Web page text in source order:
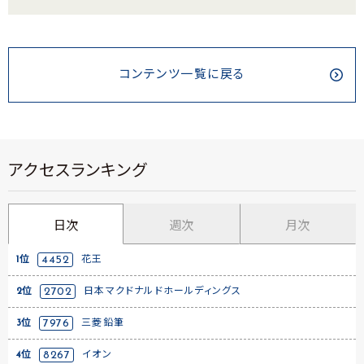
コンテンツ一覧に戻る
アクセスランキング
日次 週次 月次
1位 4452 花王
2位 2702 日本マクドナルドホールディングス
3位 7976 三菱鉛筆
4位 8267 イオン